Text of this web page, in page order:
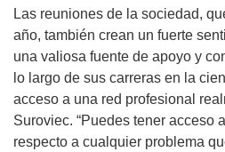
Las reuniones de la sociedad,
año, también crean un fuerte
una valiosa fuente de apoyo y
lo largo de sus carreras en la
acceso a una red profesional
Suroviec. “Puedes tener acceso
respecto a cualquier problema